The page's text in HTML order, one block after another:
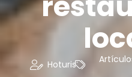
Hoturis